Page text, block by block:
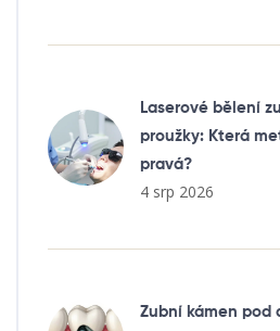
Laserové bělení
proužky: Která
pravá?
4 srp 2026
Zubní kámen pod